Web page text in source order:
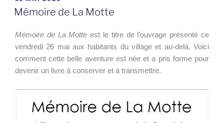
LE
Mémoire de La Motte
Mémoire de La Motte est le titre de l’ouvrage présenté ce
vendredi 26 mai aux habitants du village et au-delà. Voici
comment cette belle aventure est née et a pris forme pour
devenir un livre à conserver et à transmettre.